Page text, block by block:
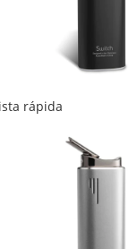
rápida